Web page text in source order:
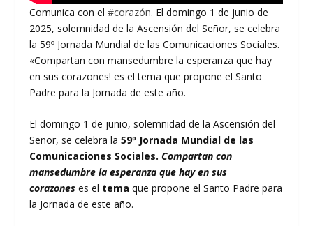
Comunica con el#corazón. El domingo 1 de junio de
2025, solemnidad de la Ascensión del Señor, se celebra
la 59º Jornada Mundial de las Comunicaciones Sociales.
«Compartan con mansedumbre la esperanza que hay
en sus corazones! es el tema que propone el Santo
Padre para la Jornada de este año.
El domingo 1 de junio, solemnidad de la Ascensión del
Señor, se celebra la59º Jornada Mundial de las
Comunicaciones Sociales. Compartan con
mansedumbre la esperanza que hay en sus
corazones es el tema que propone el Santo Padre para
la Jornada de este año.